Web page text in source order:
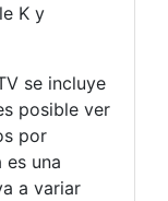
K y
se incluye
posible ver
por
una
a variar